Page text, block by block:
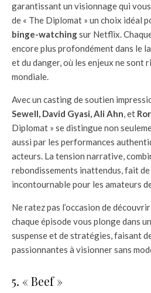
garantissant un visionnage qui
de « The Diplomat » un choix idéal
binge-watchingsur Netflix.
encore plus profondément dans le
et du danger, où les enjeux ne sont
mondiale.
Avec un casting de soutien
Sewell, David Gyasi, Ali Ahn, et
Diplomat » se distingue non
aussi par les performances
acteurs. La tension narrative,
rebondissements inattendus, fait
incontournable pour les amateurs
Ne ratez pas l’occasion de
chaque épisode vous plonge dans
suspense et de stratégies, faisant
passionnantes à visionner sans
5. « Beef »